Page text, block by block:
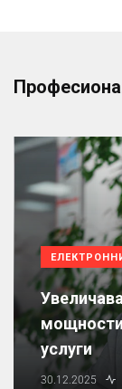
услуги
30.12.2025